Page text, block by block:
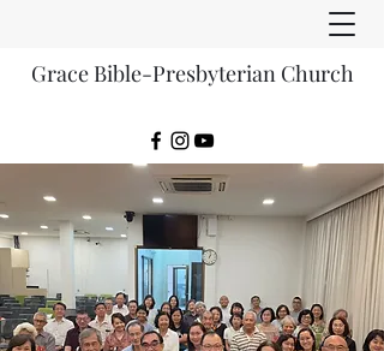
Grace Bible-Presbyterian Church